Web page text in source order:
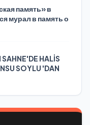
память» в
мурал в память о
HALİS
SOYLU 'DAN